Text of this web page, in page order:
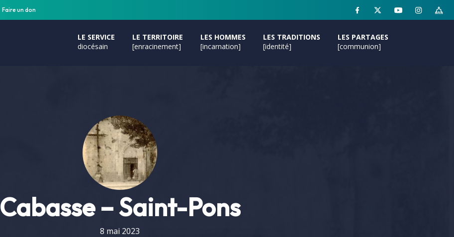
Faire un don
LE SERVICE
diocésain
LE TERRITOIRE
[enracinement]
LES HOMMES
[incarnation]
LES TRADITIONS
[identité]
LES PARTAGES
[communion]
Cabasse – Saint-Pons
8 mai 2023